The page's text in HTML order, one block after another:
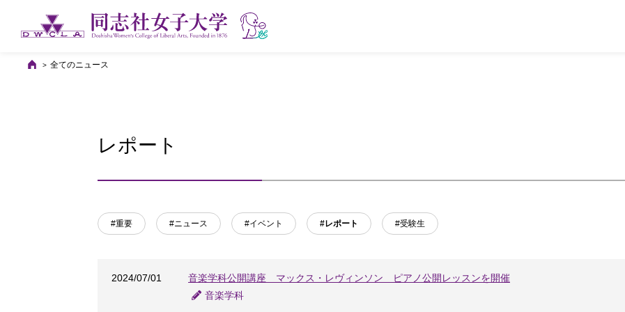
全てのニュース
レポート
#重要 #ニュース #イベント #レポート #受験生
2024/07/01
音楽学科公開講座 マックス・レヴィンソン ピアノ公開レッスンを開催
音楽学科